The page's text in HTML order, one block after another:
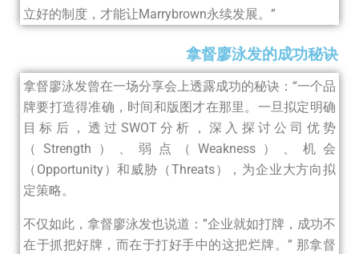
立好的制度，才能让Marrybrown永续发展。”
拿督廖泳发的成功秘诀
拿督廖泳发曾在一场分享会上透露成功的秘诀：“一个品
牌要打造得准确，时间和版图才在那里。一旦拟定明确
目标后，透过SWOT分析，深入探讨公司优势
（Strength）、弱点（Weakness）、机会
（Opportunity）和威胁（Threats），为企业大方向拟
定策略。
不仅如此，拿督廖泳发也说道：”企业就如打牌，成功不
在于抓把好牌，而在于打好手中的这把烂牌。” 那拿督